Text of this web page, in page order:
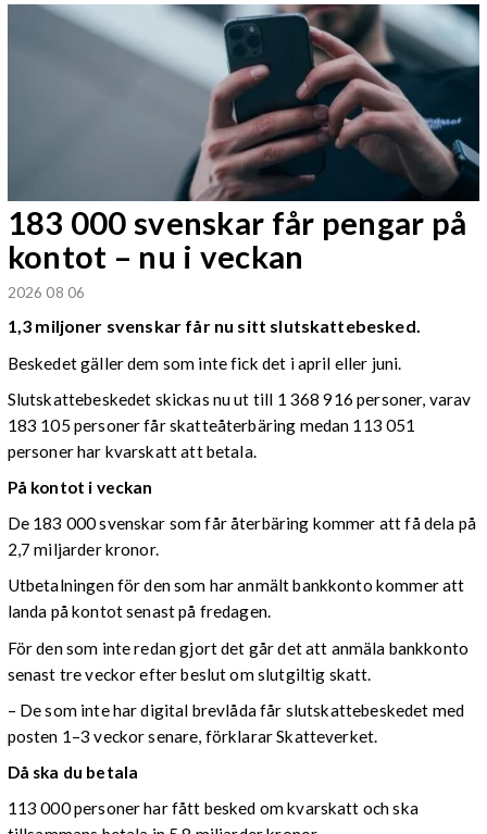
183 000 svenskar får pengar på
kontot – nu i veckan
2026 08 06
1,3 miljoner svenskar får nu sitt slutskattebesked.
Beskedet gäller dem som inte fick det i april eller juni.
Slutskattebeskedet skickas nu ut till 1 368 916 personer, varav
183 105 personer får skatteåterbäring medan 113 051
personer har kvarskatt att betala.
På kontot i veckan
De 183 000 svenskar som får återbäring kommer att få dela på
2,7 miljarder kronor.
Utbetalningen för den som har anmält bankkonto kommer att
landa på kontot senast på fredagen.
För den som inte redan gjort det går det att anmäla bankkonto
senast tre veckor efter beslut om slutgiltig skatt.
– De som inte har digital brevlåda får slutskattebeskedet med
posten 1–3 veckor senare, förklarar Skatteverket.
Då ska du betala
113 000 personer har fått besked om kvarskatt och ska